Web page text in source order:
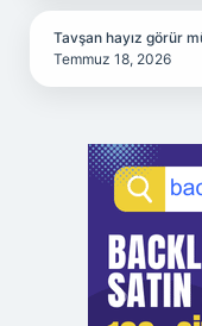
Tavşan hayız görür
Temmuz 18, 2026